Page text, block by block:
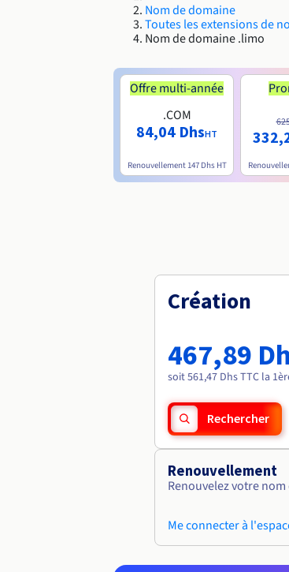
Nom de domaine
Toutes les extensions de
Nom de domaine .limo
Offre multi-année
.COM
84,04 DhsHT
Renouvellement 147 Dhs HT
Création
467,89
soit 561,47 Dhs TTC la
Rechercher
Renouvellement
Renouvelez votre
Me connecter à